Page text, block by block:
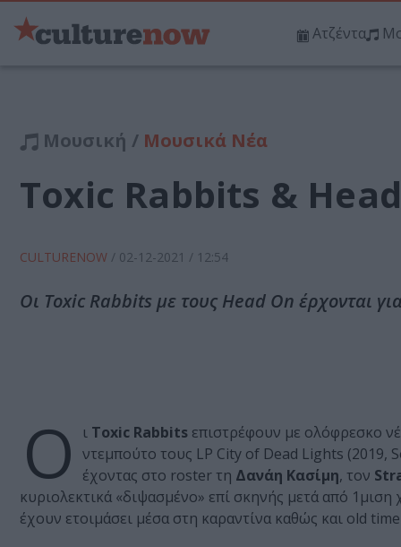
Ατζέντα
Μουσική / Μουσικά Νέα
Toxic Rabbits &
CULTURENOW / 02-12-2021 / 12:54
Οι Toxic Rabbits με τους Head On έρχονται
Ο ι Toxic Rabbits επιστρέφουν με ολόφρεσκο
ντεμπούτο τους LP City of Dead Lights (2019,
έχοντας στο roster τη Δανάη Κασίμη, τον
κυριολεκτικά «διψασμένο» επί σκηνής μετά από 1μιση
έχουν ετοιμάσει μέσα στη καραντίνα καθώς και old